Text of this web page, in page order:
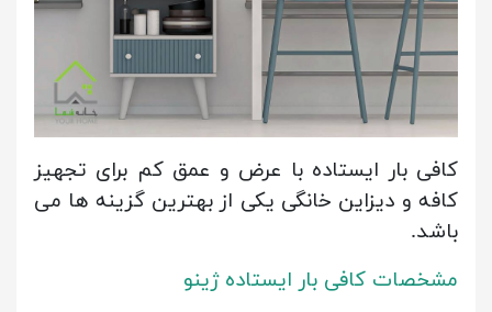
کافی بار ایستاده با عرض و عمق کم برای تجهیز
کافه و دیزاین خانگی یکی از بهترین گزینه ها می
باشد.
مشخصات کافی بار ایستاده ژینو